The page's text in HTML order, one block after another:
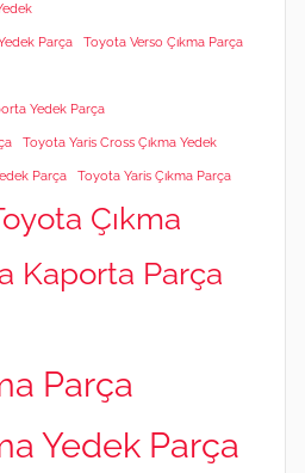
Parça Toyota Verso Çıkma Parça
Yedek Parça
Toyota Yaris Cross Çıkma Yedek
Parça Toyota Yaris Çıkma Parça
Çıkma
Kaporta Parça
Parça
Yedek Parça